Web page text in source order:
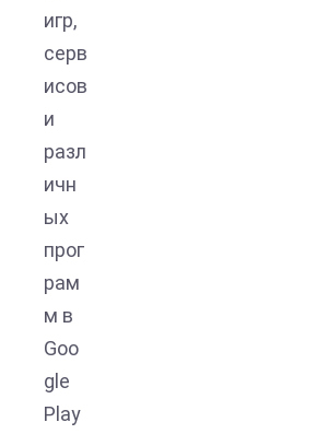
игр,
серв
исов
и
разл
ичн
ых
прог
рам
м в
Goo
gle
Play